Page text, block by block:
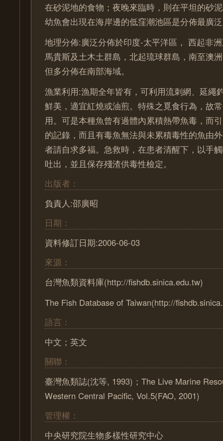
在砂泥地的食物；夜晚來臨時，則在平坦的砂
幼魚會出現在海岸邊的低窪潮池區是分佈最廣
地理分佈:廣泛分佈於印度-太平洋區， 西起非
馬貴斯及土木土群島，北起琉球群島，南至澳
但多分佈在南部海域。
漁業利用:漁期全年皆有，可利用流刺網、延繩
鮮美，適宜紅燒或油煎。特殊之覓食行為，故
用。可是本種魚曾有過體內累積熱帶魚毒，而
的記錄，而且有毒魚無法與未累積毒性的魚由
者請自求多福。急救時，在患者清醒下，以手
吐出，並且保存殘渣供毒性檢定。
出版者：
負責人:邵廣昭
日期：
資料修訂日期:2006-06-03
來源：
台灣魚類資料庫(http://fishdb.sinica.edu.tw)
The Fish Database of Taiwan(http://
語言：
中文；英文
關聯：
臺灣魚類誌(沈等, 1993)；The Live Marine
Western Central Pacific, Vol.5(FAO, 2001)
管理權：
中央研究院生物多樣性研究中心